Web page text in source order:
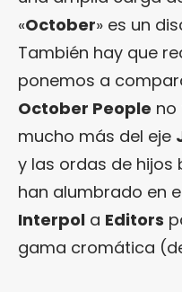
«October» es un
También hay que
ponemos a
October People no
mucho más del eje
y las ordas de
han alumbrado en
Interpol a Editors
gama cromática